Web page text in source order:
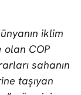
iklim
olan COP
sahanın
taşıyan